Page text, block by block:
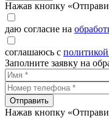
Нажав кнопку
даю согласие на
соглашаюсь с
Заполните заявку на
Отправить
Нажав кнопку